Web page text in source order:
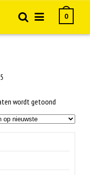
0
wordt getoond
nieuwste